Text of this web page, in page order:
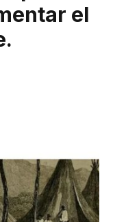
el